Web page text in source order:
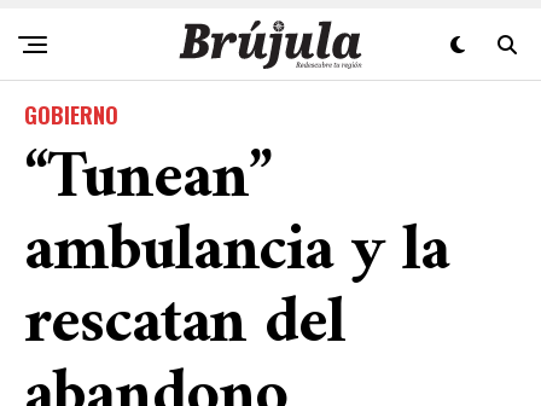
GOBIERNO
“Tunean”
ambulancia y la
rescatan del